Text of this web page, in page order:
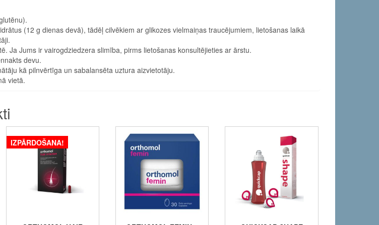
(12 g dienas devā), tādēļ cilvēkiem ar glikozes vielmaiņas traucējumiem, lietošanas laikā
Ja Jums ir vairogdziedzera slimība, pirms lietošanas konsultējieties ar ārstu.
devu.
kā pilnvērtīga un sabalansēta uztura aizvietotāju.
vietā.
IZPĀRDOŠANA!